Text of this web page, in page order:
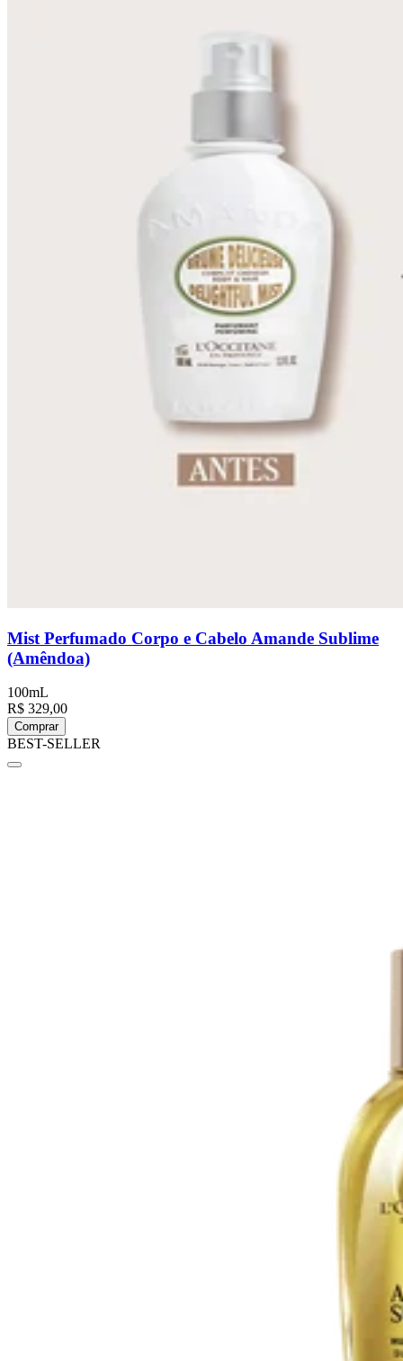
Mist Perfumado Corpo e Cabelo Amande Sublime
(Amêndoa)
100mL
R$ 329,00
Comprar
BEST-SELLER